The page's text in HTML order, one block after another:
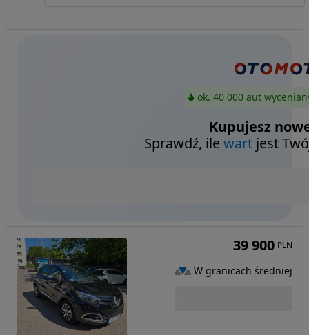
ok. 40 000 aut
Kupujesz
Sprawdź, ilewart jest
39 900 PLN
W granicach średniej